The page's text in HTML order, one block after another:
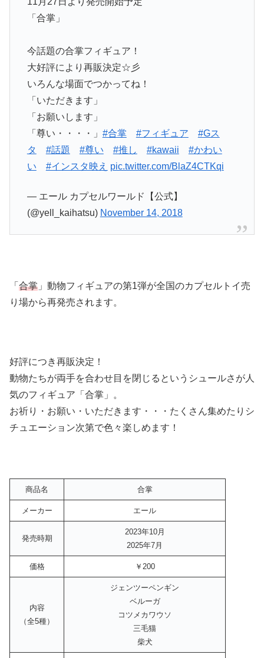
「合掌」
今話題の合掌フィギュア！
大好評により再販決定☆彡
いろんな場面でつかってね！
「いただきます」
「お願いします」
「尊い・・・・」 #合掌 #フィギュア
#Gス
タ
#話題 #尊い #推し #kawaii
#かわい
い
#インスタ映え pic.twitter.com/BlaZ4CTKqi
— エール カプセルワールド【公式】
(@yell_kaihatsu) November 14, 2018
「 合掌 」動物フィギュアの第1弾が全国のカプセルトイ売
り場から再発売されます。
好評につき再販決定！
動物たちが両手を合わせ目を閉じるというシュールさが人
気のフィギュア「合掌」。
お祈り・お願い・いただきます・・・たくさん集めたりシ
チュエーション次第で色々楽しめます！
商品名 合掌
メーカー エール
発売時期
2023年10月
2025年7月
価格 ￥200
内容
（全5種）
ジェンツーペンギン
ベルーガ
コツメカワウソ
三毛猫
柴犬